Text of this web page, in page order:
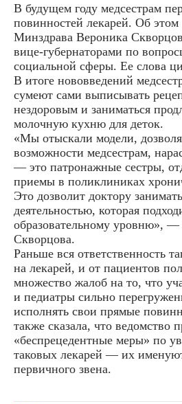
В будущем году медсестрам
повинностей лекарей. Об этом
Минздрава Вероника
вице-губернаторами по
социальной сферы. Ее слова
В итоге нововведений
сумеют сами выписывать
нездоровым и заниматься
молочную кухню для деток.
«Мы отыскали модели,
возможности медсестрам,
— это патронажные сестры,
приемы в поликлиниках
Это дозволит доктору
деятельностью, которая
образовательному уровню», —
Скворцова.
Раньше вся ответственность
на лекарей, и от пациентов
множество жалоб на то, что
и педиатры сильно
исполнять свои прямые
также сказала, что ведомство
«беспрецедентные меры» по
таковых лекарей — их
первичного звена.